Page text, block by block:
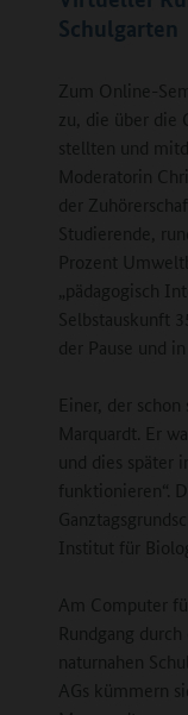
Schulgarten
Zum Online-
zu, die über die
stellten und
Moderatorin
der
Studierende,
Prozent
„pädagogisch
Selbstauskunft
der Pause und
Einer, der
Marquardt. Er
und dies
funktionieren“.
Institut für
Am Computer
Rundgang
naturnahen
AGs kümmern